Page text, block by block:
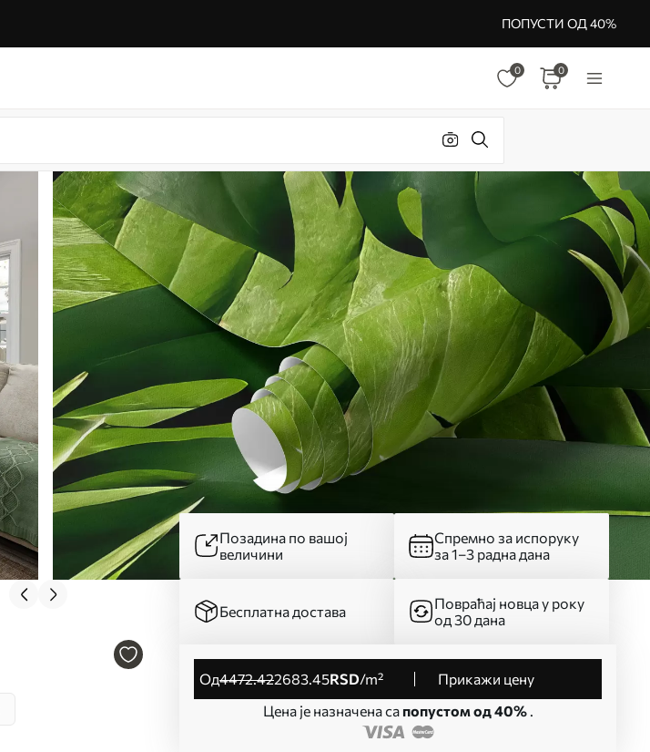
ПОПУСТИ ОД 40%
0 0
Позадина по вашој
величини
Спремно за испоруку
за 1–3 радна дана
Бесплатна достава
Повраћај новца у року
од 30 дана
од4472.422683.45RSD/m²
Прикажи цену
Цена је назначена са попустом од 40%.